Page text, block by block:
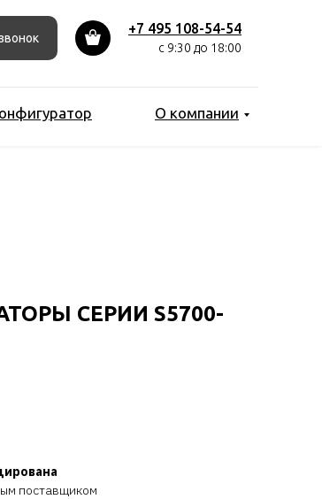
+7 495 108-54-54
с 9:30 до 18:00
О компании
СЕРИИ S5700-
поставщиком